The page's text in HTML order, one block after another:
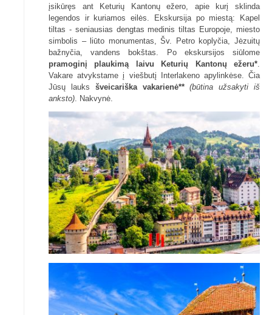
įsikūręs ant Keturių Kantonų ežero, apie kurį sklinda
legendos ir kuriamos eilės. Ekskursija po miestą: Kapel
tiltas - seniausias dengtas medinis tiltas Europoje, miesto
simbolis – liūto monumentas, Šv. Petro koplyčia, Jėzuitų
bažnyčia, vandens bokštas. Po ekskursijos siūlome
pramoginį plaukimą laivu Keturių Kantonų ežeru*
Vakare atvykstame į viešbutį Interlakeno apylinkėse. Čia
Jūsų lauks šveicariška vakarienė**(būtina užsakyti iš
anksto) . Nakvynė.